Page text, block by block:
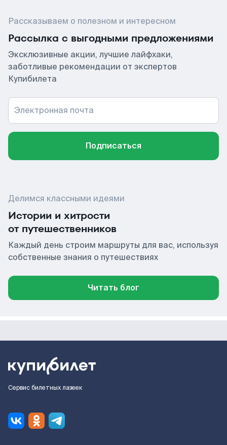
Рассказываем о полезном и интересном
Рассылка с выгодными предложениями
Эксклюзивные акции, лучшие лайфхаки,
заботливые рекомендации от экспертов
Купибилета
Электронная почта
Подписаться
Делимся классными идеями
Истории и хитрости
от путешественников
Каждый день строим маршруты для вас, используя
собственные знания о путешествиях
Читать блог
Сервис билетных лазеек